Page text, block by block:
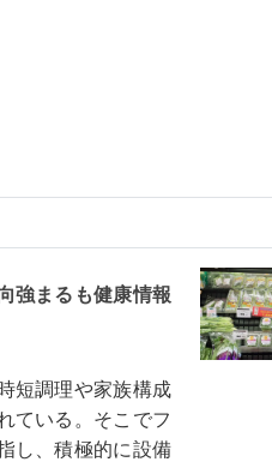
強まるも健康情報
短調理や家族構成
ている。そこでフ
し、積極的に設備